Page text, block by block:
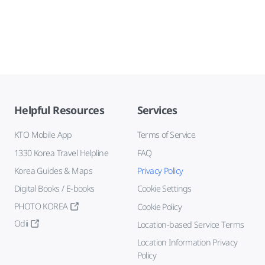
Helpful Resources
KTO Mobile App
1330 Korea Travel Helpline
Korea Guides & Maps
Digital Books / E-books
PHOTO KOREA
Odii
Services
Terms of Service
FAQ
Privacy Policy
Cookie Settings
Cookie Policy
Location-based Service Terms
Location Information Privacy
Policy